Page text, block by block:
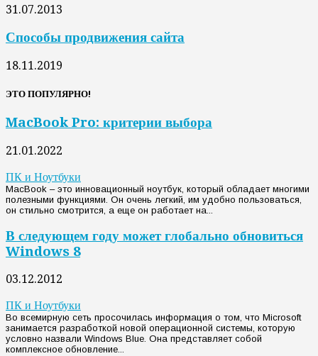
31.07.2013
Способы продвижения сайта
18.11.2019
ЭТО ПОПУЛЯРНО!
MacBook Pro: критерии выбора
21.01.2022
ПК и Ноутбуки
MacBook – это инновационный ноутбук, который обладает многими
полезными функциями. Он очень легкий, им удобно пользоваться,
он стильно смотрится, а еще он работает на...
В следующем году может глобально обновиться
Windows 8
03.12.2012
ПК и Ноутбуки
Во всемирную сеть просочилась информация о том, что Microsoft
занимается разработкой новой операционной системы, которую
условно назвали Windows Blue. Она представляет собой
комплексное обновление...